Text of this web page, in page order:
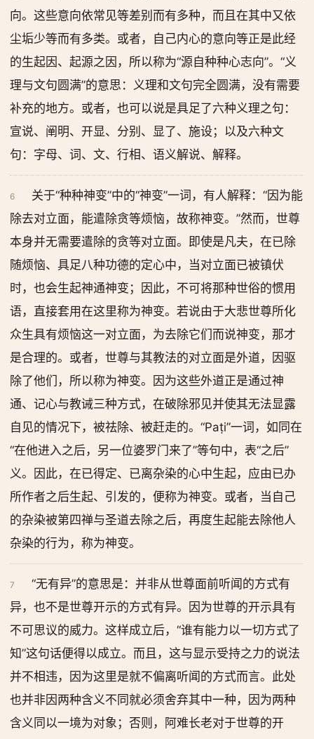
向。这些意向依常见等差别而有多种，而且在其中又依
尘垢少等而有多类。或者，自己内心的意向等正是此经
的生起因、起源之因，所以称为“源自种种心志向”。“义
理与文句圆满”的意思：义理和文句完全圆满，没有需要
补充的地方。或者，也可以说是具足了六种义理之句：
宣说、阐明、开显、分别、显了、施设；以及六种文
句：字母、词、文、行相、语义解说、解释。
6
关于“种种神变”中的“神变”一词，有人解释：“因为能
除去对立面，能遣除贪等烦恼，故称神变。”然而，世尊
本身并无需要遣除的贪等对立面。即使是凡夫，在已除
随烦恼、具足八种功德的定心中，当对立面已被镇伏
时，也会生起神通神变；因此，不可将那种世俗的惯用
语，直接套用在这里称为神变。若说由于大悲世尊所化
众生具有烦恼这一对立面，为去除它们而说神变，那才
是合理的。或者，世尊与其教法的对立面是外道，因驱
除了他们，所以称为神变。因为这些外道正是通过神
通、记心与教诫三种方式，在破除邪见并使其无法显露
自见的情况下，被祛除、被赶走的。“Paṭi”一词，如同在
“在他进入之后，另一位婆罗门来了”等句中，表“之后”
义。因此，在已得定、已离杂染的心中生起，应由已办
所作者之后生起、引发的，便称为神变。或者，当自己
的杂染被第四禅与圣道去除之后，再度生起能去除他人
杂染的行为，称为神变。
7
“无有异”的意思是：并非从世尊面前听闻的方式有
异，也不是世尊开示的方式有异。因为世尊的开示具有
不可思议的威力。这样成立后，“谁有能力以一切方式了
知”这句话便得以成立。而且，这与显示受持之力的说法
并不相违，因为这里是就不偏离听闻的方式而言。此处
也并非因两种含义不同就必须舍弃其中一种，因为两种
含义同以一境为对象；否则，阿难长老对于世尊的开